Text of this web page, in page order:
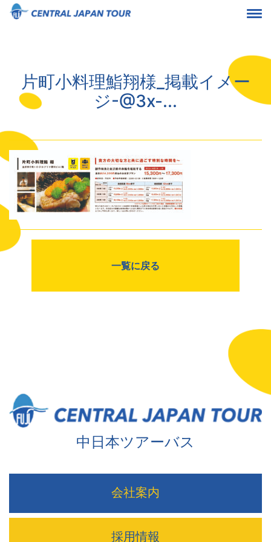
片町小料理鮨翔様_掲載イメー
ジ-@3x-...
一覧に戻る
中日本ツアーバス
会社案内
採用情報